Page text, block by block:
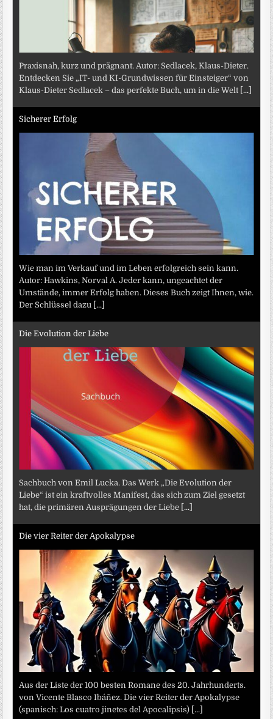
Praxisnah, kurz und prägnant. Autor: Sedlacek, Klaus-Dieter.
Entdecken Sie „IT- und KI-Grundwissen für Einsteiger“ von
Klaus-Dieter Sedlacek – das perfekte Buch, um in die Welt [...]
Sicherer Erfolg
Wie man im Verkauf und im Leben erfolgreich sein kann.
Autor: Hawkins, Norval A. Jeder kann, ungeachtet der
Umstände, immer Erfolg haben. Dieses Buch zeigt Ihnen, wie.
Der Schlüssel dazu [...]
Die Evolution der Liebe
Sachbuch von Emil Lucka. Das Werk „Die Evolution der
Liebe“ ist ein kraftvolles Manifest, das sich zum Ziel gesetzt
hat, die primären Ausprägungen der Liebe [...]
Die vier Reiter der Apokalypse
Aus der Liste der 100 besten Romane des 20. Jahrhunderts.
von Vicente Blasco Ibáñez. Die vier Reiter der Apokalypse
(spanisch: Los cuatro jinetes del Apocalipsis) [...]